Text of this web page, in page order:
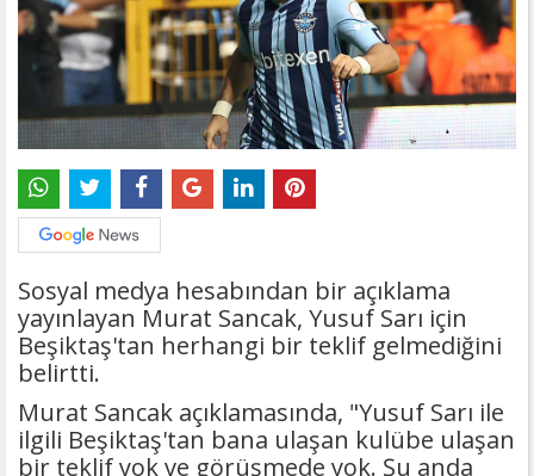
Sosyal medya hesabından bir açıklama
yayınlayan Murat Sancak, Yusuf Sarı için
Beşiktaş'tan herhangi bir teklif gelmediğini
belirtti.
Murat Sancak açıklamasında, "Yusuf Sarı ile
ilgili Beşiktaş'tan bana ulaşan kulübe ulaşan
bir teklif yok ve görüşmede yok. Şu anda